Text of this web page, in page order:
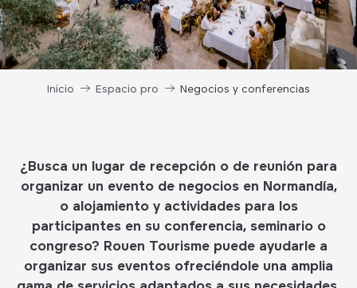
Inicio Espacio pro Negocios y conferencias
¿Busca un lugar de recepción o de reunión para
organizar un evento de negocios en Normandía,
o alojamiento y actividades para los
participantes en su conferencia, seminario o
congreso? Rouen Tourisme puede ayudarle a
organizar sus eventos ofreciéndole una amplia